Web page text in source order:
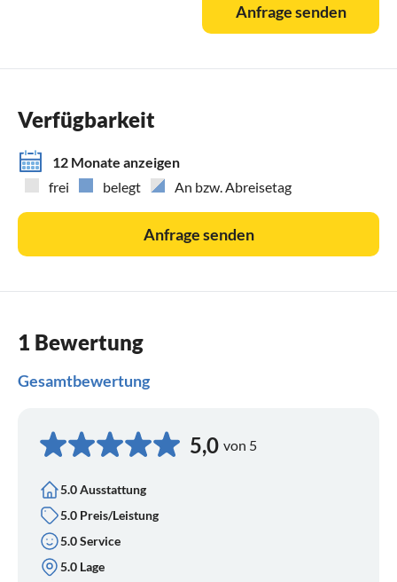
Anfrage senden
Verfügbarkeit
12 Monate anzeigen
frei
belegt An bzw. Abreisetag
Anfrage senden
1 Bewertung
Gesamtbewertung
5,0 von 5
5.0 Ausstattung
5.0 Preis/Leistung
5.0 Service
5.0 Lage